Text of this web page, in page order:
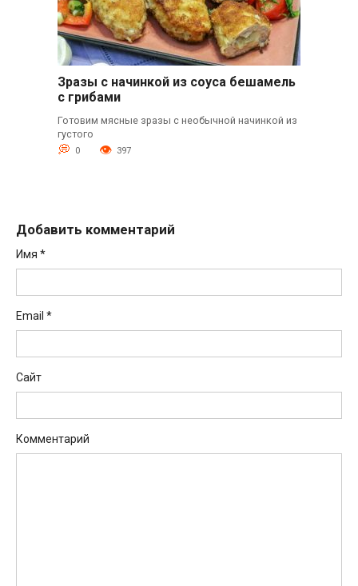
Зразы с начинкой из соуса бешамель
с грибами
Готовим мясные зразы с необычной начинкой из
густого
0 397
Добавить комментарий
Имя *
Email *
Сайт
Комментарий